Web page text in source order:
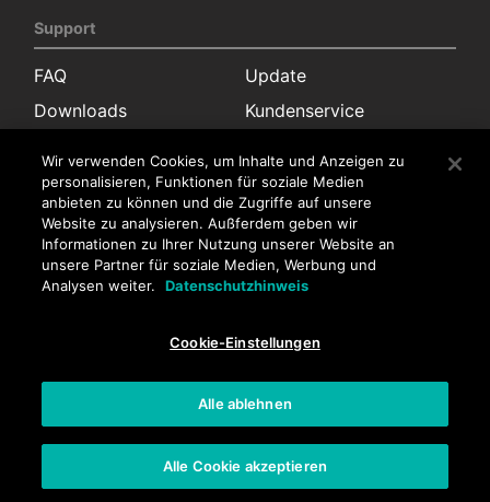
Support
FAQ
Update
Downloads
Kundenservice
Kontakt
Pressekontakt
Vertrieb
Kundenservice
Datenschutzrichtlinien
Impressum
Wir verwenden Cookies, um Inhalte und Anzeigen zu
personalisieren, Funktionen für soziale Medien
anbieten zu können und die Zugriffe auf unsere
Website zu analysieren. Außferdem geben wir
Informationen zu Ihrer Nutzung unserer Website an
unsere Partner für soziale Medien, Werbung und
Analysen weiter.
Datenschutzhinweis
Cookie-Einstellungen
Alle ablehnen
Alle Cookie akzeptieren